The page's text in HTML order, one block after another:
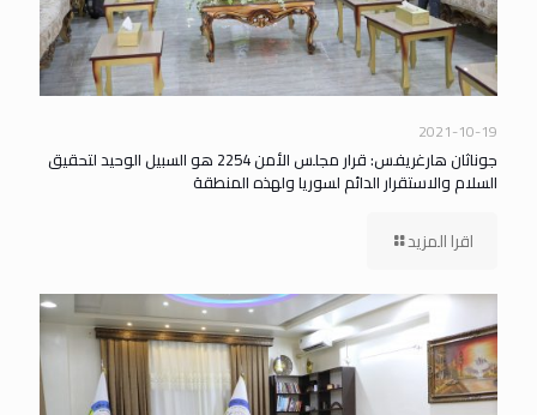
2021-10-19
جوناثان هارغريفس: قرار مجلس الأمن 2254 هو السبيل الوحيد لتحقيق
السلام والاستقرار الدائم لسوريا ولهذه المنطقة
اقرا المزيد